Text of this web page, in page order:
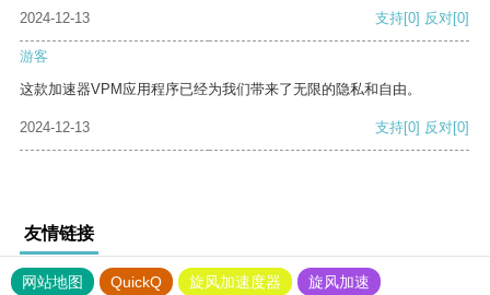
2024-12-13
支持[0] 反对[0]
游客
这款加速器VPM应用程序已经为我们带来了无限的隐私和自由。
2024-12-13 支持[0] 反对[0]
友情链接
网站地图 QuickQ 旋风加速度器
旋风加速